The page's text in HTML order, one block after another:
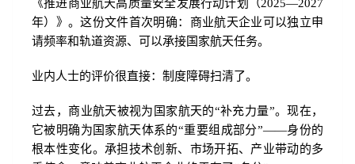
《推进商业航天高质量安全发展行动计划（2025—2027
年）》。这份文件首次明确：商业航天企业可以独立申
请频率和轨道资源、可以承接国家航天任务。
业内人士的评价很直接：制度障碍扫清了。
过去，商业航天被视为国家航天的“补充力量”。现在，
它被明确为国家航天体系的“重要组成部分”——身份的
根本性变化。承担技术创新、市场开拓、产业带动的多